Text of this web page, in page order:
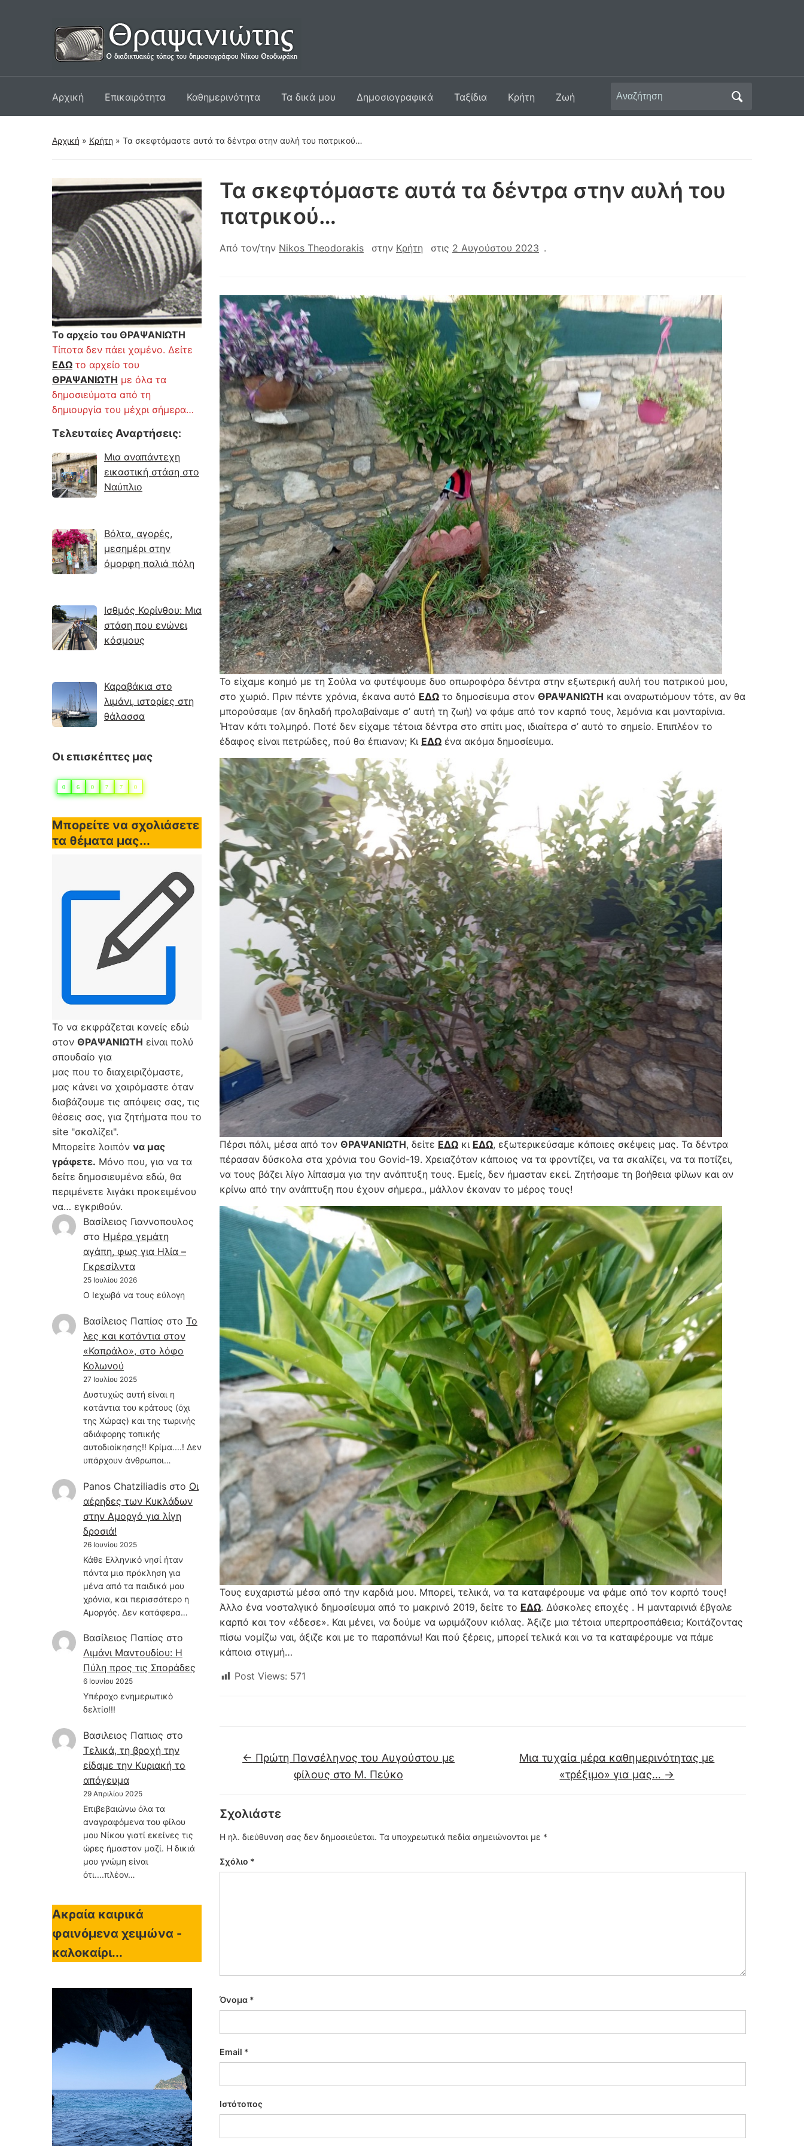
Αρχική Επικαιρότητα Καθημερινότητα Τα δικά μου Δημοσιογραφικά Ταξίδια Κρήτη Ζωή
Αναζήτηση
Αρχική » Κρήτη » Τα σκεφτόμαστε αυτά τα δέντρα στην αυλή του πατρικού…
Το αρχείο του ΘΡΑΨΑΝΙΩΤΗ
Τίποτα δεν πάει χαμένο. Δείτε
ΕΔΩ το αρχείο του
ΘΡΑΨΑΝΙΩΤΗ με όλα τα
δημοσιεύματα από τη
δημιουργία του μέχρι σήμερα…
Τελευταίες Αναρτήσεις:
Μια αναπάντεχη
εικαστική στάση στο
Ναύπλιο
Βόλτα, αγορές,
μεσημέρι στην
όμορφη παλιά πόλη
Ισθμός Κορίνθου: Μια
στάση που ενώνει
κόσμους
Καραβάκια στο
λιμάνι, ιστορίες στη
θάλασσα
Οι επισκέπτες μας
0 6 0 7 7 0
Μπορείτε να σχολιάσετε
τα θέματα μας...
Το να εκφράζεται κανείς εδώ
στον ΘΡΑΨΑΝΙΩΤΗ είναι πολύ
σπουδαίο για
μας που το διαχειριζόμαστε,
μας κάνει να χαιρόμαστε όταν
διαβάζουμε τις απόψεις σας, τις
θέσεις σας, για ζητήματα που το
site "σκαλίζει".
Μπορείτε λοιπόν να μας
γράφετε. Μόνο που, για να τα
δείτε δημοσιευμένα εδώ, θα
περιμένετε λιγάκι προκειμένου
να… εγκριθούν.
Βασίλειος Γιαννοπουλος
στο Hμέρα γεμάτη
αγάπη, φως για Ηλία –
Γκρεσίλντα
25 Ιουλίου 2026
Ο Ιεχωβά να τους εύλογη
Βασίλειος Παπίας στο Το
λες και κατάντια στον
«Καπράλο», στο λόφο
Κολωνού
27 Ιουλίου 2025
Δυστυχώς αυτή είναι η
κατάντια του κράτους (όχι
της Χώρας) και της τωρινής
αδιάφορης τοπικής
αυτοδιοίκησης!! Κρίμα....! Δεν
υπάρχουν άνθρωποι…
Panos Chatziliadis στο Οι
αέρηδες των Κυκλάδων
στην Αμοργό για λίγη
δροσιά!
26 Ιουνίου 2025
Κάθε Ελληνικό νησί ήταν
πάντα μια πρόκληση για
μένα από τα παιδικά μου
χρόνια, και περισσότερο η
Αμοργός. Δεν κατάφερα…
Βασίλειος Παπίας στο
Λιμάνι Μαντουδίου: Η
Πύλη προς τις Σποράδες
6 Ιουνίου 2025
Υπέροχο ενημερωτικό
δελτίο!!!
Βασιλειος Παπιας στο
Τελικά, τη βροχή την
είδαμε την Κυριακή το
απόγευμα
29 Απριλίου 2025
Επιβεβαιώνω όλα τα
αναγραφόμενα του φίλου
μου Νίκου γιατί εκείνες τις
ώρες ήμασταν μαζί. Η δικιά
μου γνώμη είναι
ότι....πλέον…
Ακραία καιρικά
φαινόμενα χειμώνα -
καλοκαίρι...
Τα σκεφτόμαστε αυτά τα δέντρα στην αυλή του
πατρικού…
Από τον/την Nikos Theodorakis στην Κρήτη στις 2 Αυγούστου 2023 .
Το είχαμε καημό με τη Σούλα να φυτέψουμε δυο οπωροφόρα δέντρα στην εξωτερική αυλή του πατρικού μου,
στο χωριό. Πριν πέντε χρόνια, έκανα αυτό ΕΔΩ το δημοσίευμα στον ΘΡΑΨΑΝΙΩΤΗ και αναρωτιόμουν τότε, αν θα
μπορούσαμε (αν δηλαδή προλαβαίναμε σ’ αυτή τη ζωή) να φάμε από τον καρπό τους, λεμόνια και μανταρίνια.
Ήταν κάτι τολμηρό. Ποτέ δεν είχαμε τέτοια δέντρα στο σπίτι μας, ιδιαίτερα σ’ αυτό το σημείο. Επιπλέον το
έδαφος είναι πετρώδες, πού θα έπιαναν; Κι ΕΔΩ ένα ακόμα δημοσίευμα.
Πέρσι πάλι, μέσα από τον ΘΡΑΨΑΝΙΩΤΗ, δείτε ΕΔΩ κι ΕΔΩ, εξωτερικεύσαμε κάποιες σκέψεις μας. Τα δέντρα
πέρασαν δύσκολα στα χρόνια του Govid-19. Χρειαζόταν κάποιος να τα φροντίζει, να τα σκαλίζει, να τα ποτίζει,
να τους βάζει λίγο λίπασμα για την ανάπτυξη τους. Εμείς, δεν ήμασταν εκεί. Ζητήσαμε τη βοήθεια φίλων και αν
κρίνω από την ανάπτυξη που έχουν σήμερα., μάλλον έκαναν το μέρος τους!
Τους ευχαριστώ μέσα από την καρδιά μου. Μπορεί, τελικά, να τα καταφέρουμε να φάμε από τον καρπό τους!
Άλλο ένα νοσταλγικό δημοσίευμα από το μακρινό 2019, δείτε το ΕΔΩ. Δύσκολες εποχές . Η μανταρινιά έβγαλε
καρπό και τον «έδεσε». Και μένει, να δούμε να ωριμάζουν κιόλας. Άξιζε μια τέτοια υπερπροσπάθεια; Κοιτάζοντας
πίσω νομίζω ναι, άξιζε και με το παραπάνω! Και πού ξέρεις, μπορεί τελικά και να τα καταφέρουμε να πάμε
κάποια στιγμή…
Post Views: 571
← Πρώτη Πανσέληνος του Αυγούστου με
φίλους στο Μ. Πεύκο
Μια τυχαία μέρα καθημερινότητας με
«τρέξιμο» για μας… →
Σχολιάστε
Η ηλ. διεύθυνση σας δεν δημοσιεύεται. Τα υποχρεωτικά πεδία σημειώνονται με *
Σχόλιο *
Όνομα *
Email *
Ιστότοπος